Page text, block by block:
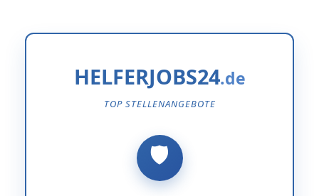
HELFERJOBS24
TOP STELLENANGEBOTE